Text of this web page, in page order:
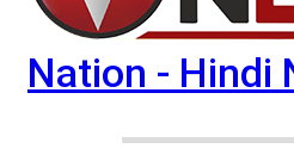
Nation - Hindi